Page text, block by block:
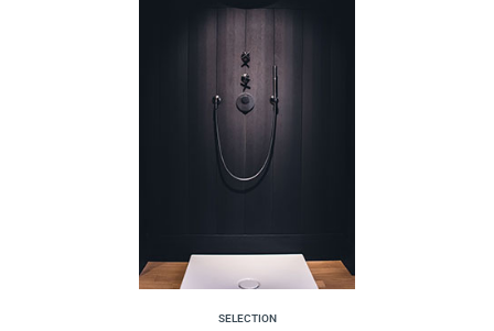
SELECTION